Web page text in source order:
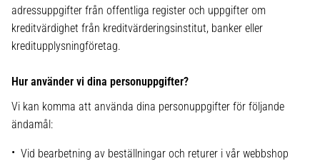
adressuppgifter från offentliga register och uppgifter om
kreditvärdighet från kreditvärderingsinstitut, banker eller
kreditupplysningföretag.
Hur använder vi dina personuppgifter?
Vi kan komma att använda dina personuppgifter för följande
ändamål:
Vid bearbetning av beställningar och returer i vår webbshop